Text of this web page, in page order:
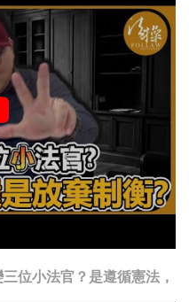
位小法官？是遵循憲法，